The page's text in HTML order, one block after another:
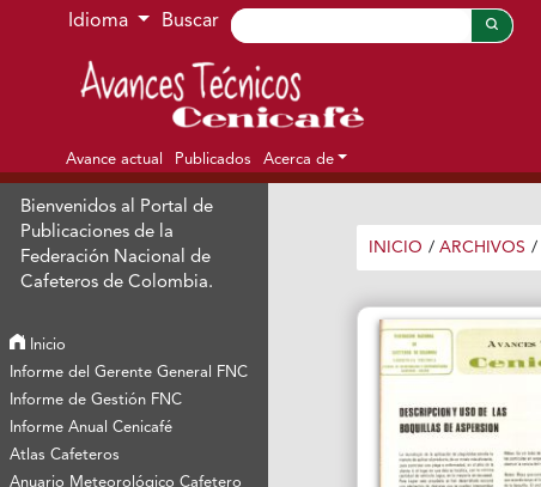
Ir al menú de navegación principal
Ir al contenido principal
Ir al pie de página del sitio
Idioma Buscar
Avance actual Publicados Acerca de
Bienvenidos al Portal de
Publicaciones de la
Federación Nacional de
Cafeteros de Colombia.
Inicio
Informe del Gerente General FNC
Informe de Gestión FNC
Informe Anual Cenicafé
Atlas Cafeteros
Anuario Meteorológico Cafetero
INICIO / ARCHIVOS /